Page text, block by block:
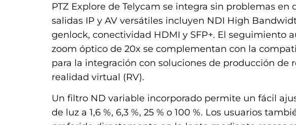
PTZ Explore de Telycam se integra sin problemas en
salidas IP y AV versátiles incluyen NDI High
genlock, conectividad HDMI y SFP+. El seguimiento
zoom óptico de 20x se complementan con la
para la integración con soluciones de producción de
realidad virtual (RV).
Un filtro ND variable incorporado permite un fácil
de luz a 1,6 %, 6,3 %, 25 % o 100 %. Los usuarios